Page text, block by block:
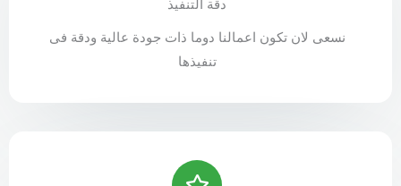
دقة التنفيذ
نسعى لان تكون اعمالنا دوما ذات جودة عالية ودقة فى
تنفيذها